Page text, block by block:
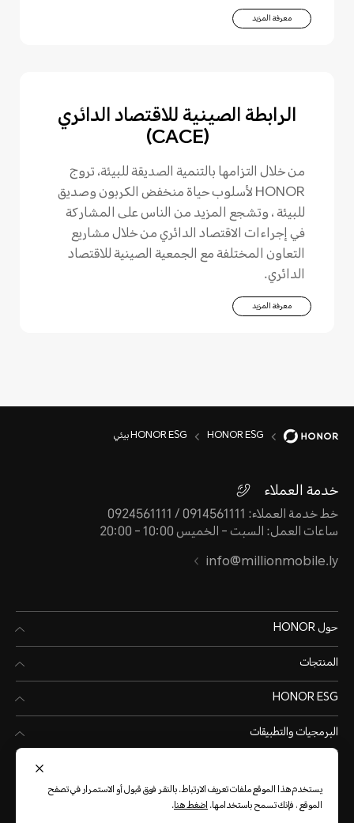
معرفة المزيد
الرابطة الصينية للاقتصاد الدائري
(CACE)
من خلال التزامها بالتنمية الصديقة للبيئة، تروج
HONOR لأسلوب حياة منخفض الكربون وصديق
للبيئة ، وتشجع المزيد من الناس على المشاركة
في إجراءات الاقتصاد الدائري من خلال مشاريع
التعاون المختلفة مع الجمعية الصينية للاقتصاد
الدائري.
معرفة المزيد
HONOR ESG HONOR ESG بيئي
خدمة العملاء
خط خدمة العملاء: 0914561111 / 0924561111
ساعات العمل: السبت - الخميس 10:00 - 20:00
info@millionmobile.ly
حول HONOR
المنتجات
HONOR ESG
البرمجيات والتطبيقات
Libya (العربية)
يستخدم هذا الموقع ملفات تعريف الارتباط. بالنقر فوق قبول أو الاستمرار في تصفح
الموقع ، فإنك تسمح باستخدامها.اضغط هنا.